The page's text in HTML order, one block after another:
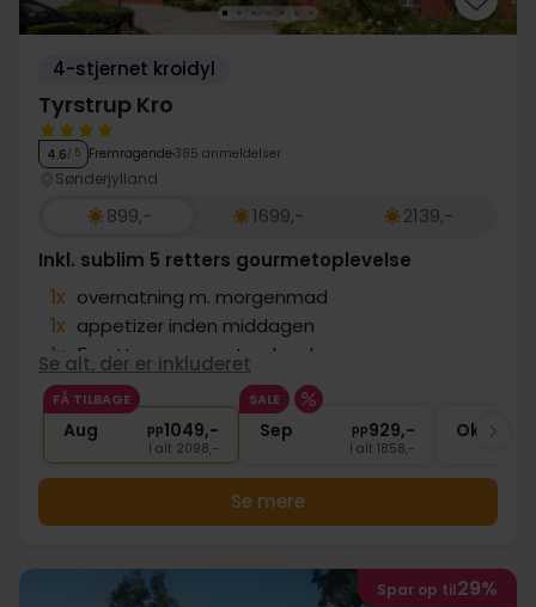
4-stjernet kroidyl
Tyrstrup Kro
4.6/ 5 Fremragende385 anmeldelser
Sønderjylland
899,- 1699,-
2139,-
Inkl. sublim 5 retters gourmetoplevelse
1x overnatning m. morgenmad
1x appetizer inden middagen
1x 5-retters gourmet oplevelse
1x aperitif
∞ Gratis parkering
Se alt, der er inkluderet
FÅ TILBAGE
Aug pp1049,-
I alt 2098,-
SALE
Sep pp929,-
I alt 1858,-
Okt
Se mere
Spar op til29%